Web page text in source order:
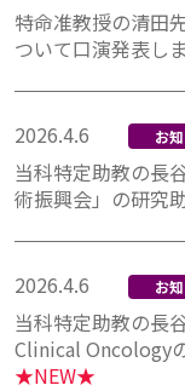
特命准教授の清田
ついて口演発表し
2026.4.6 お
当科特定助教の長
術振興会」の研究
2026.4.6 お
当科特定助教の長
Clinical Oncology
★NEW★